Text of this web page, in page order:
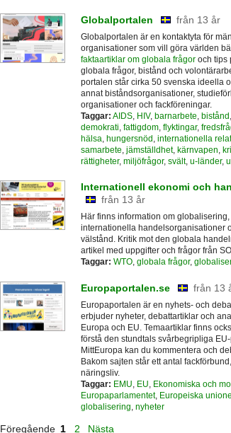
Globalportalen från 13 år
Globalportalen är en kontaktyta för
organisationer som vill göra världen
faktaartiklar om globala frågoroch tips
globala frågor, bistånd och
portalen står cirka 50 svenska ideella
annat biståndsorganisationer,
organisationer och fackföreningar.
Taggar: AIDS, HIV, barnarbete, bistånd,
demokrati, fattigdom, flyktingar,
hälsa, hungersnöd, internationella
samarbete, jämställdhet, kärnvapen,
rättigheter, miljöfrågor, svält, u-länder,
Internationell ekonomi och
från 13 år
Här finns information om
internationella handelsorganisationer
välstånd. Kritik mot den globala
artikel med uppgifter och frågor från
Taggar: WTO, globala frågor,
Europaportalen.se från 13
Europaportalen är en nyhets- och
erbjuder nyheter, debattartiklar och
Europa och EU. Temaartiklar finns
förstå den stundtals svårbegripliga
MittEuropa kan du kommentera och
Bakom sajten står ett antal
näringsliv.
Taggar: EMU EU Ekonomiska och
Europaparlamentet, Europeiska
globalisering nyheter
Föregående 1 2 Nästa